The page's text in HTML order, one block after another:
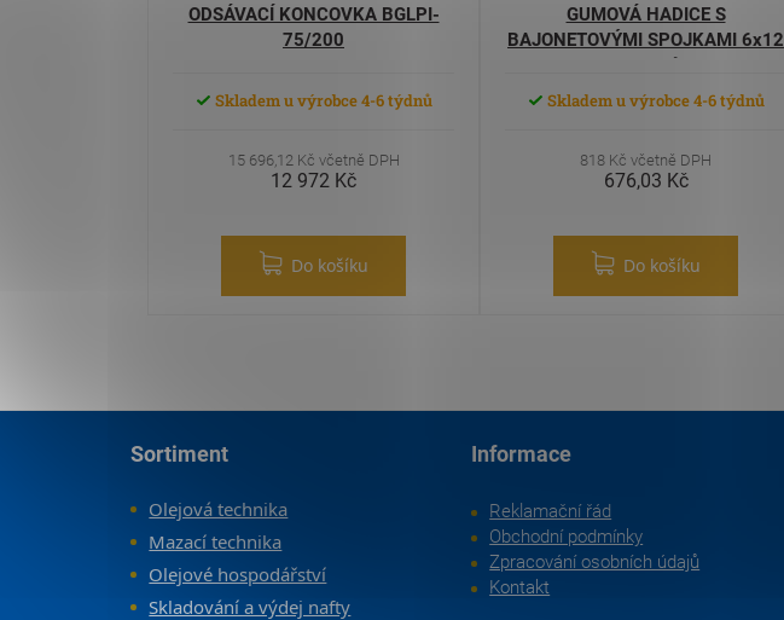
ODSÁVACÍ KONCOVKA BGLPI-
75/200
Skladem u výrobce 4-6 týdnů
15 696,12 Kč včetně DPH
12 972 Kč
Do košíku
GUMOVÁ HADICE S
BAJONETOVÝMI SPOJKAMI 6x12
20metrů
Skladem u výrobce 4-6 týdnů
818 Kč včetně DPH
676,03 Kč
Do košíku
Sortiment
Olejová technika
Mazací technika
Olejové hospodářství
Skladování a výdej nafty
Informace
Reklamační řád
Obchodní podmínky
Zpracování osobních údajů
Kontakt